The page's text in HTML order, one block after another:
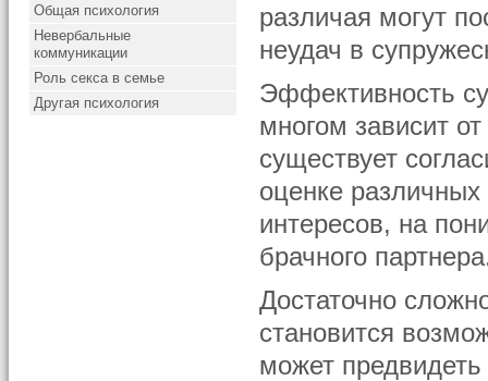
Общая психология
Невербальные
коммуникации
Роль секса в семье
Другая психология
различая могут
неудач в
Эффективность
многом зависит
существует
оценке
интересов, на
брачного
Достаточно
становится
может